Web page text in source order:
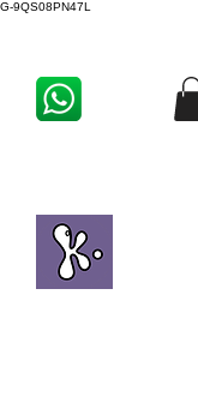
G-9QS08PN47L